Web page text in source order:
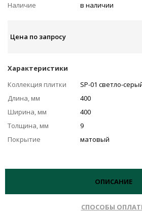
Наличие в наличии
Цена по запросу
Характеристики
Коллекция плитки
SP-01 светло-
Длина, мм
400
Ширина, мм
400
Толщина, мм
9
Покрытие
матовый
ОПИСАНИЕ
СПОСОБЫ